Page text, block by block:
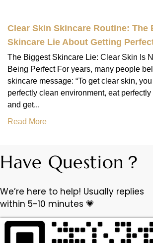
Clear Skin Skincare Routine: The
Skincare Lie About Getting
The Biggest Skincare Lie: Clear Skin Is
Being Perfect For years, many people
skincare message: “To get clear skin,
perfectly clean environment, eat
and get...
Read More
Have Question？
We’re here to help! Usually replies
within 5-10 minutes 💗